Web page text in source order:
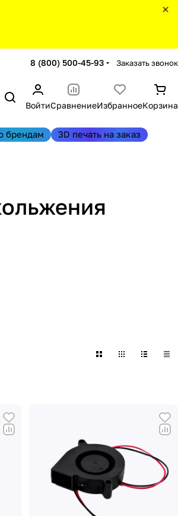
8 (800) 500-45-93 Заказать звонок
ВойтиСравнениеИзбранноеКорзина
брендам 3D печать на заказ